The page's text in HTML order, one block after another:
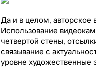
Да и в целом, авторское
Использование
четвертой стены,
связывание с
уровне художественные